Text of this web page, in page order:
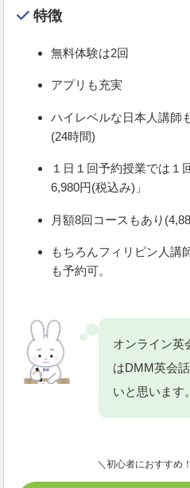
特徴
無料体験は2回
アプリも充実
ハイレベルな日本人講師
(24時間)
１日１回予約授業では１
6,980円(税込み)」
月額8回コースもあり
もちろんフィリピン人講
も予約可。
オンライン英
はDMM英会
いと思います。
＼初心者におすすめ